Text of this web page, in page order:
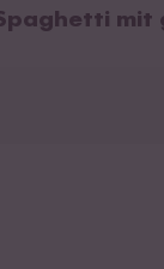
mit